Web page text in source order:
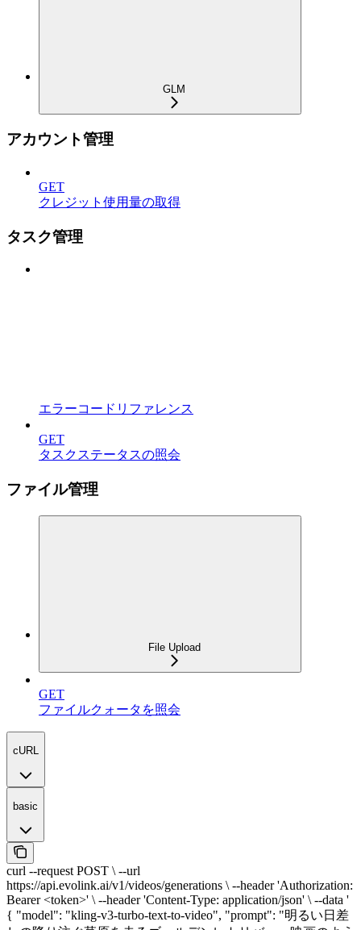
GLM
アカウント管理
GET
クレジット使用量の取得
タスク管理
エラーコードリファレンス
GET
タスクステータスの照会
ファイル管理
File Upload
GET
ファイルクォータを照会
cURL
basic
curl --request POST \ --url
https://api.evolink.ai/v1/videos/generations \ --header 'Authorization:
Bearer <token>' \ --header 'Content-Type: application/json' \ --data '
{ "model": "kling-v3-turbo-text-to-video", "prompt": "明るい日差